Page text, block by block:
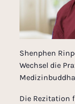
Shenphen
Wechsel die
Die Rezitation